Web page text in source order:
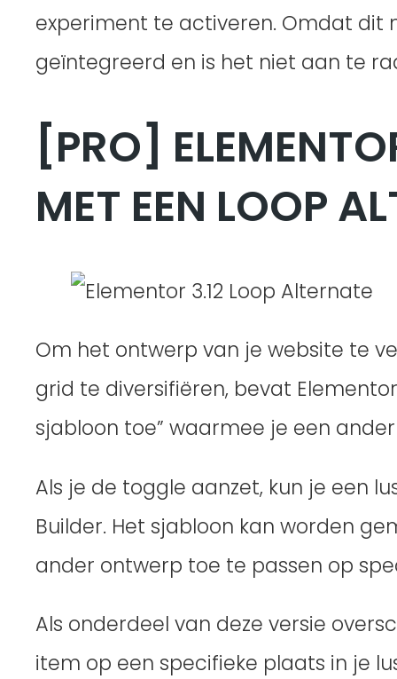
experiment te activeren. Omdat dit
geïntegreerd en is het niet aan te
[PRO]
MET EEN LOOP
Om het ontwerp van je website te
grid te diversifiëren, bevat
sjabloon toe” waarmee je een
Als je de toggle aanzet, kun je een
Builder. Het sjabloon kan worden
ander ontwerp toe te passen op
Als onderdeel van deze versie
item op een specifieke plaats in je